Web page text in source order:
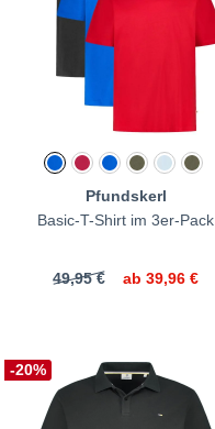
Pfundskerl
Basic-T-Shirt im 3er-Pack
49,95 € ab 39,96 €
-20%